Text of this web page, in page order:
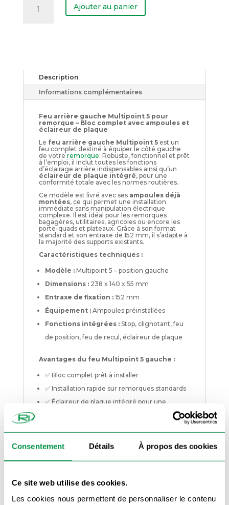
Consentement Détails À propos des cookies
Ce site web utilise des cookies.
Les cookies nous permettent de personnaliser le contenu
Ajouter au panier
Description
Informations complémentaires
Feu arrière gauche Multipoint 5 pour
remorque – Bloc complet avec ampoules et
éclaireur de plaque
Le feu arrière gauche Multipoint 5est un
feu complet destiné à équiper le côté gauche
de votre remorque. Robuste, fonctionnel et prêt
à l’emploi, il inclut toutes les fonctions
d’éclairage arrière indispensables ainsi qu’un
éclaireur de plaque intégré, pour une
conformité totale avec les normes routières.
Ce modèle est livré avec ses ampoules déjà
montées, ce qui permet une installation
immédiate sans manipulation électrique
complexe. Il est idéal pour les remorques
bagagères, utilitaires, agricoles ou encore les
porte-quads et plateaux. Grâce à son format
standard et son entraxe de 152 mm, il s’adapte à
la majorité des supports existants.
Caractéristiques techniques :
Modèle :Multipoint 5 – position gauche
Dimensions :238 x 140 x 55 mm
Entraxe de fixation :152 mm
Équipement :Ampoules préinstallées
Fonctions intégrées :Stop, clignotant, feu
de position, feu de recul, éclaireur de plaque
Avantages du feu Multipoint 5 gauche :
✅ Bloc complet prêt à installer
✅ Installation rapide sur remorques standards
✅ Éclaireur de plaque intégré pour une
Lecabochon segmentéen rouge, orange et
renforcé en plastique injecté protège les
poussière et les vibrations.